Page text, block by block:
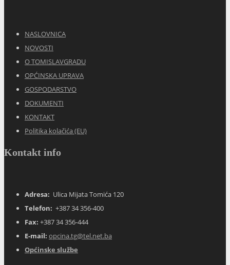
NASLOVNICA
NOVOSTI
O TOMISLAVGRADU
OPĆINSKA UPRAVA
GOSPODARSTVO
DOKUMENTI
KONTAKT
Politika kolačića (EU)
Kontakt info
Adresa: Ulica Mijata Tomića 120
Telefon: +387 34 356-400
Fax: +387 34 356-444
E-mail: opcina.tg@tel.net.ba
Općinske službe